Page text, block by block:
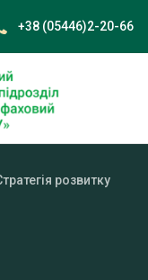
+38 (05446)2-20-66
розвитку